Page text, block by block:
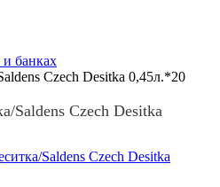
банках
Czech Desitka 0,45л.*20
Saldens Czech Desitka